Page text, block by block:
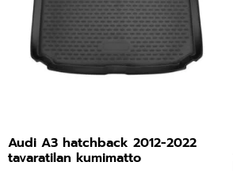
Audi A3 hatchback 2012-2022
tavaratilan kumimatto